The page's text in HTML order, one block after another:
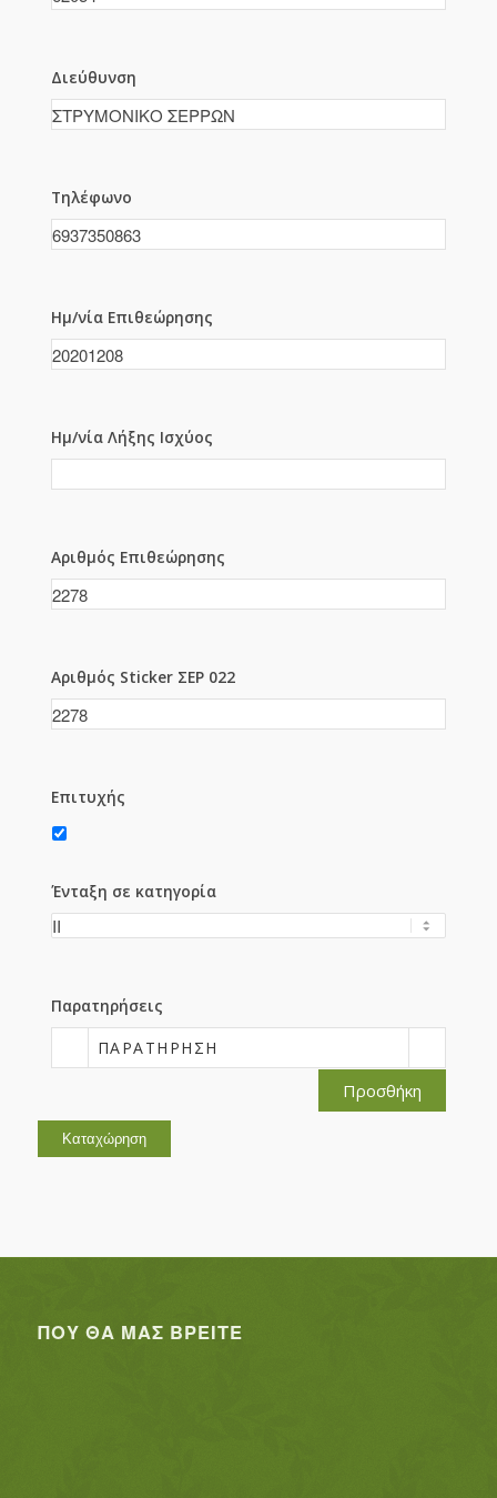
Διεύθυνση
Τηλέφωνο
Ημ/νία Επιθεώρησης
Ημ/νία Λήξης Ισχύος
Αριθμός Επιθεώρησης
Αριθμός Sticker ΣΕΡ 022
Επιτυχής
Ένταξη σε κατηγορία
Παρατηρήσεις
ΠΑΡΑΤΉΡΗΣΗ
Προσθήκη
ΠΟΥ ΘΑ ΜΑΣ ΒΡΕΊΤΕ